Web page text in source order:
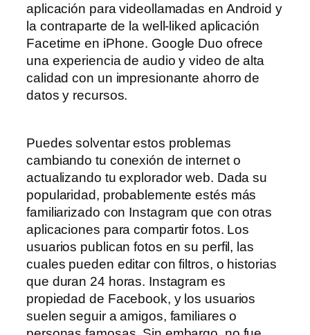
aplicación para videollamadas en Android y
la contraparte de la well-liked aplicación
Facetime en iPhone. Google Duo ofrece
una experiencia de audio y video de alta
calidad con un impresionante ahorro de
datos y recursos.
Puedes solventar estos problemas
cambiando tu conexión de internet o
actualizando tu explorador web. Dada su
popularidad, probablemente estés más
familiarizado con Instagram que con otras
aplicaciones para compartir fotos. Los
usuarios publican fotos en su perfil, las
cuales pueden editar con filtros, o historias
que duran 24 horas. Instagram es
propiedad de Facebook, y los usuarios
suelen seguir a amigos, familiares o